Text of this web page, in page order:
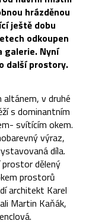
hrázděnou
ještě dobu
odkoupen
galerie. Nyní
další prostory.
v druhé
s dominantním
svítícím okem.
výraz,
díla.
dělený
prostorů
architekt Karel
Martin Kaňák,